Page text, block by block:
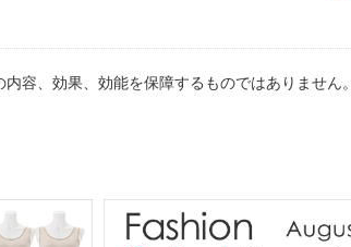
容、効果、効能を保障するものではありません。